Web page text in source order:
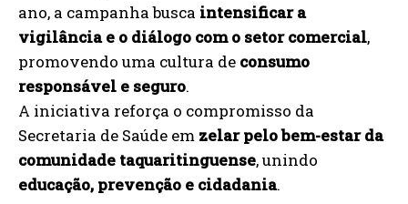
ano, a campanha busca intensificar a
vigilância e o diálogo com o setor comercial,
promovendo uma cultura de consumo
responsável e seguro.
A iniciativa reforça o compromisso da
Secretaria de Saúde em zelar pelo bem-estar da
comunidade taquaritinguense, unindo
educação, prevenção e cidadania.